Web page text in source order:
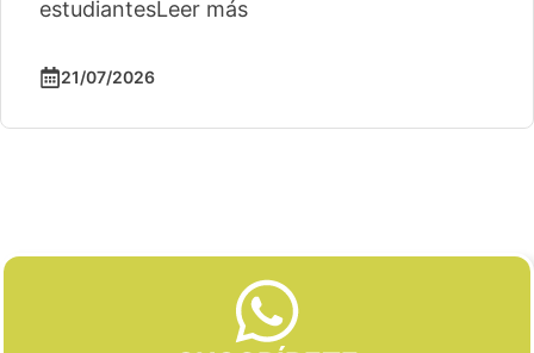
estudiantesLeer más
21/07/2026